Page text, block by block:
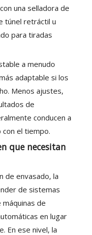
una selladora de
túnel retráctil u
para tiradas
a menudo
adaptable si los
Menos ajustes,
de
conducen a
el tiempo.
que necesitan
de envasado, la
de sistemas
de
en lugar
En ese nivel, la